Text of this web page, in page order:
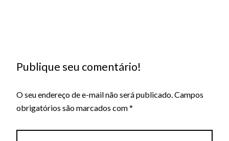
Publique seu comentário!
O seu endereço de e-mail não será publicado. Campos
obrigatórios são marcados com*